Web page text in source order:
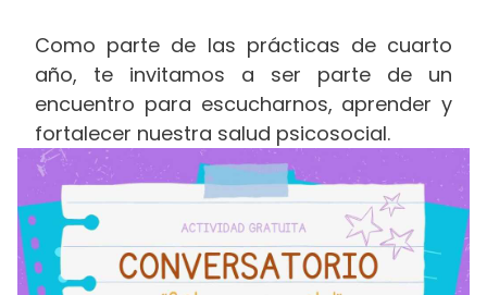
Como parte de las prácticas de cuarto
año, te invitamos a ser parte de un
encuentro para escucharnos, aprender y
fortalecer nuestra salud psicosocial.